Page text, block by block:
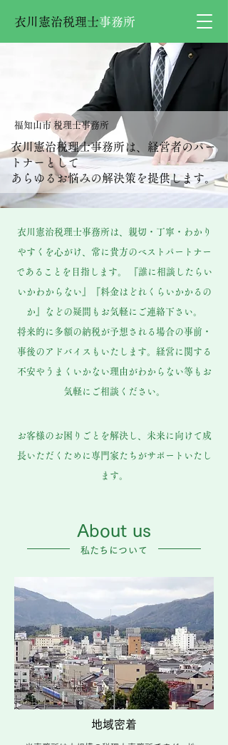
衣川憲治税理士事務所
福知山市 税理士事務所
衣川憲治税理士事務所は、経営者のパー
トナーとして
あらゆるお悩みの解決策を提供します。
衣川憲治税理士事務所は、親切・丁寧・わかり
やすくを心がけ、常に貴方のベストパートナー
であることを目指します。 『誰に相談したらい
いかわからない』『料金はどれくらいかかるの
か』などの疑問もお気軽にご連絡下さい。
将来的に多額の納税が予想される場合の事前・
事後のアドバイスもいたします。経営に関する
不安やうまくいかない理由がわからない等もお
気軽にご相談ください。
お客様のお困りごとを解決し、 未来に向けて成
長いただくために専門家たちがサポートいたし
ます。
​About us
​私たちについて
地域密着